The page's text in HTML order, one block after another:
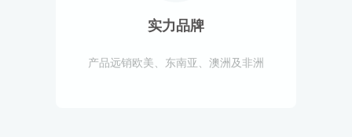
实力品牌
产品远销欧美、东南亚、澳洲及非洲